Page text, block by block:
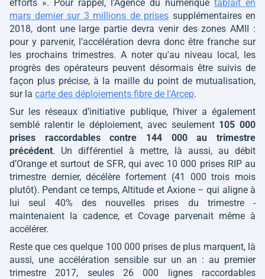
efforts ». Pour rappel, l’Agence du numérique tablait en
mars dernier sur 3 millions de prises supplémentaires en
2018, dont une large partie devra venir des zones AMII :
pour y parvenir, l’accélération devra donc être franche sur
les prochains trimestres. A noter qu'au niveau local, les
progrès des opérateurs peuvent désormais être suivis de
façon plus précise, à la maille du point de mutualisation,
sur la carte des déploiements fibre de l'Arcep.
Sur les réseaux d’initiative publique, l’hiver a également
semblé ralentir le déploiement, avec seulement 105 000
prises raccordables contre 144 000 au trimestre
précédent. Un différentiel à mettre, là aussi, au débit
d’Orange et surtout de SFR, qui avec 10 000 prises RIP au
trimestre dernier, décélère fortement (41 000 trois mois
plutôt). Pendant ce temps, Altitude et Axione – qui aligne à
lui seul 40% des nouvelles prises du trimestre -
maintenaient la cadence, et Covage parvenait même à
accélérer.
Reste que ces quelque 100 000 prises de plus marquent, là
aussi, une accélération sensible sur un an : au premier
trimestre 2017, seules 26 000 lignes raccordables